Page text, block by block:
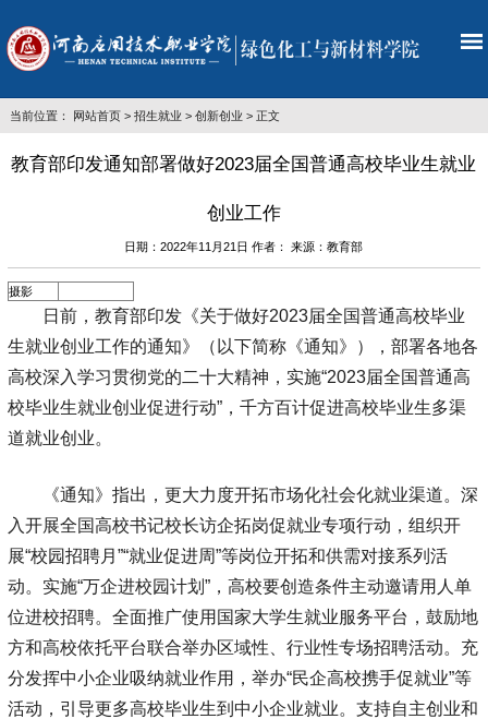
当前位置： 网站首页> 招生就业 > 创新创业 > 正文
教育部印发通知部署做好2023届全国普通高校毕业生就业
创业工作
日期：2022年11月21日 作者： 来源：教育部
摄影
日前，教育部印发《关于做好2023届全国普通高校毕业
生就业创业工作的通知》（以下简称《通知》），部署各地各
高校深入学习贯彻党的二十大精神，实施“2023届全国普通高
校毕业生就业创业促进行动”，千方百计促进高校毕业生多渠
道就业创业。
《通知》指出，更大力度开拓市场化社会化就业渠道。深
入开展全国高校书记校长访企拓岗促就业专项行动，组织开
展“校园招聘月”“就业促进周”等岗位开拓和供需对接系列活
动。实施“万企进校园计划”，高校要创造条件主动邀请用人单
位进校招聘。全面推广使用国家大学生就业服务平台，鼓励地
方和高校依托平台联合举办区域性、行业性专场招聘活动。充
分发挥中小企业吸纳就业作用，举办“民企高校携手促就业”等
活动，引导更多高校毕业生到中小企业就业。支持自主创业和